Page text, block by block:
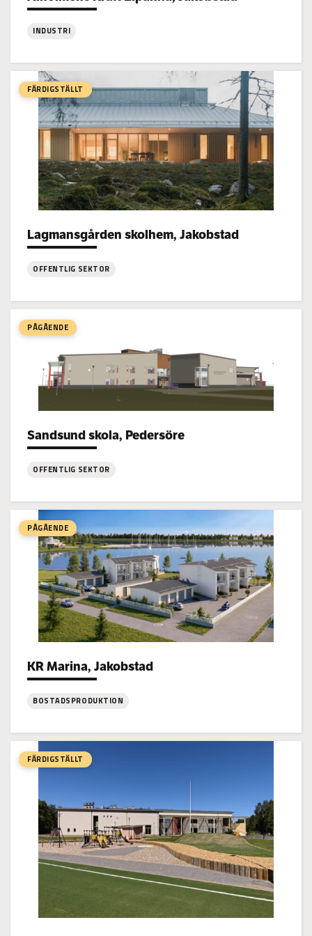
INDUSTRI
Alholmens
Kraft
Elpanna,
Jakobstad
FÄRDIGSTÄLLT
Lagmansgården skolhem, Jakobstad
Project types:
OFFENTLIG SEKTOR
Lagmansgården
skolhem,
Jakobstad
PÅGÅENDE
Sandsund skola, Pedersöre
Project types:
OFFENTLIG SEKTOR
Sandsund
skola,
Pedersöre
PÅGÅENDE
KR Marina, Jakobstad
Project types:
BOSTADSPRODUKTION
KR
Marina,
Jakobstad
FÄRDIGSTÄLLT